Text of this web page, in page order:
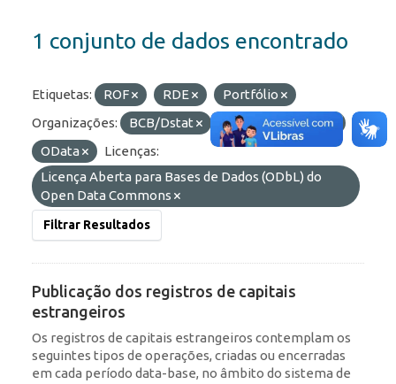
1 conjunto de dados encontrado
Etiquetas: ROF RDE
Portfólio
Organizações:
BCB/Dstat Formatos:
HTML
OData
Licenças:
Licença Aberta para Bases de Dados (ODbL) do
Open Data Commons
Filtrar Resultados
Publicação dos registros de capitais
estrangeiros
Os registros de capitais estrangeiros contemplam os
seguintes tipos de operações, criadas ou encerradas
em cada período data-base, no âmbito do sistema de